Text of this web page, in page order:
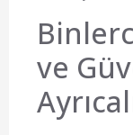
ve